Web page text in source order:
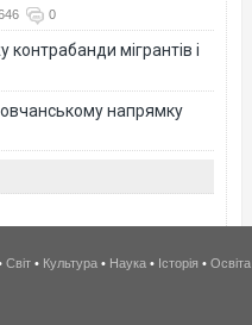
0
контрабанди мігрантів і
напрямку
Світ • Культура • Наука • Історія • Освіта